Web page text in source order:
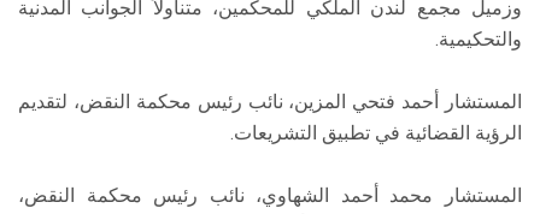
وزميل مجمع لندن الملكي للمحكمين، متناولاً الجوانب المدنية
والتحكيمية.
المستشار أحمد فتحي المزين، نائب رئيس محكمة النقض، لتقديم
الرؤية القضائية في تطبيق التشريعات.
المستشار محمد أحمد الشهاوي، نائب رئيس محكمة النقض،